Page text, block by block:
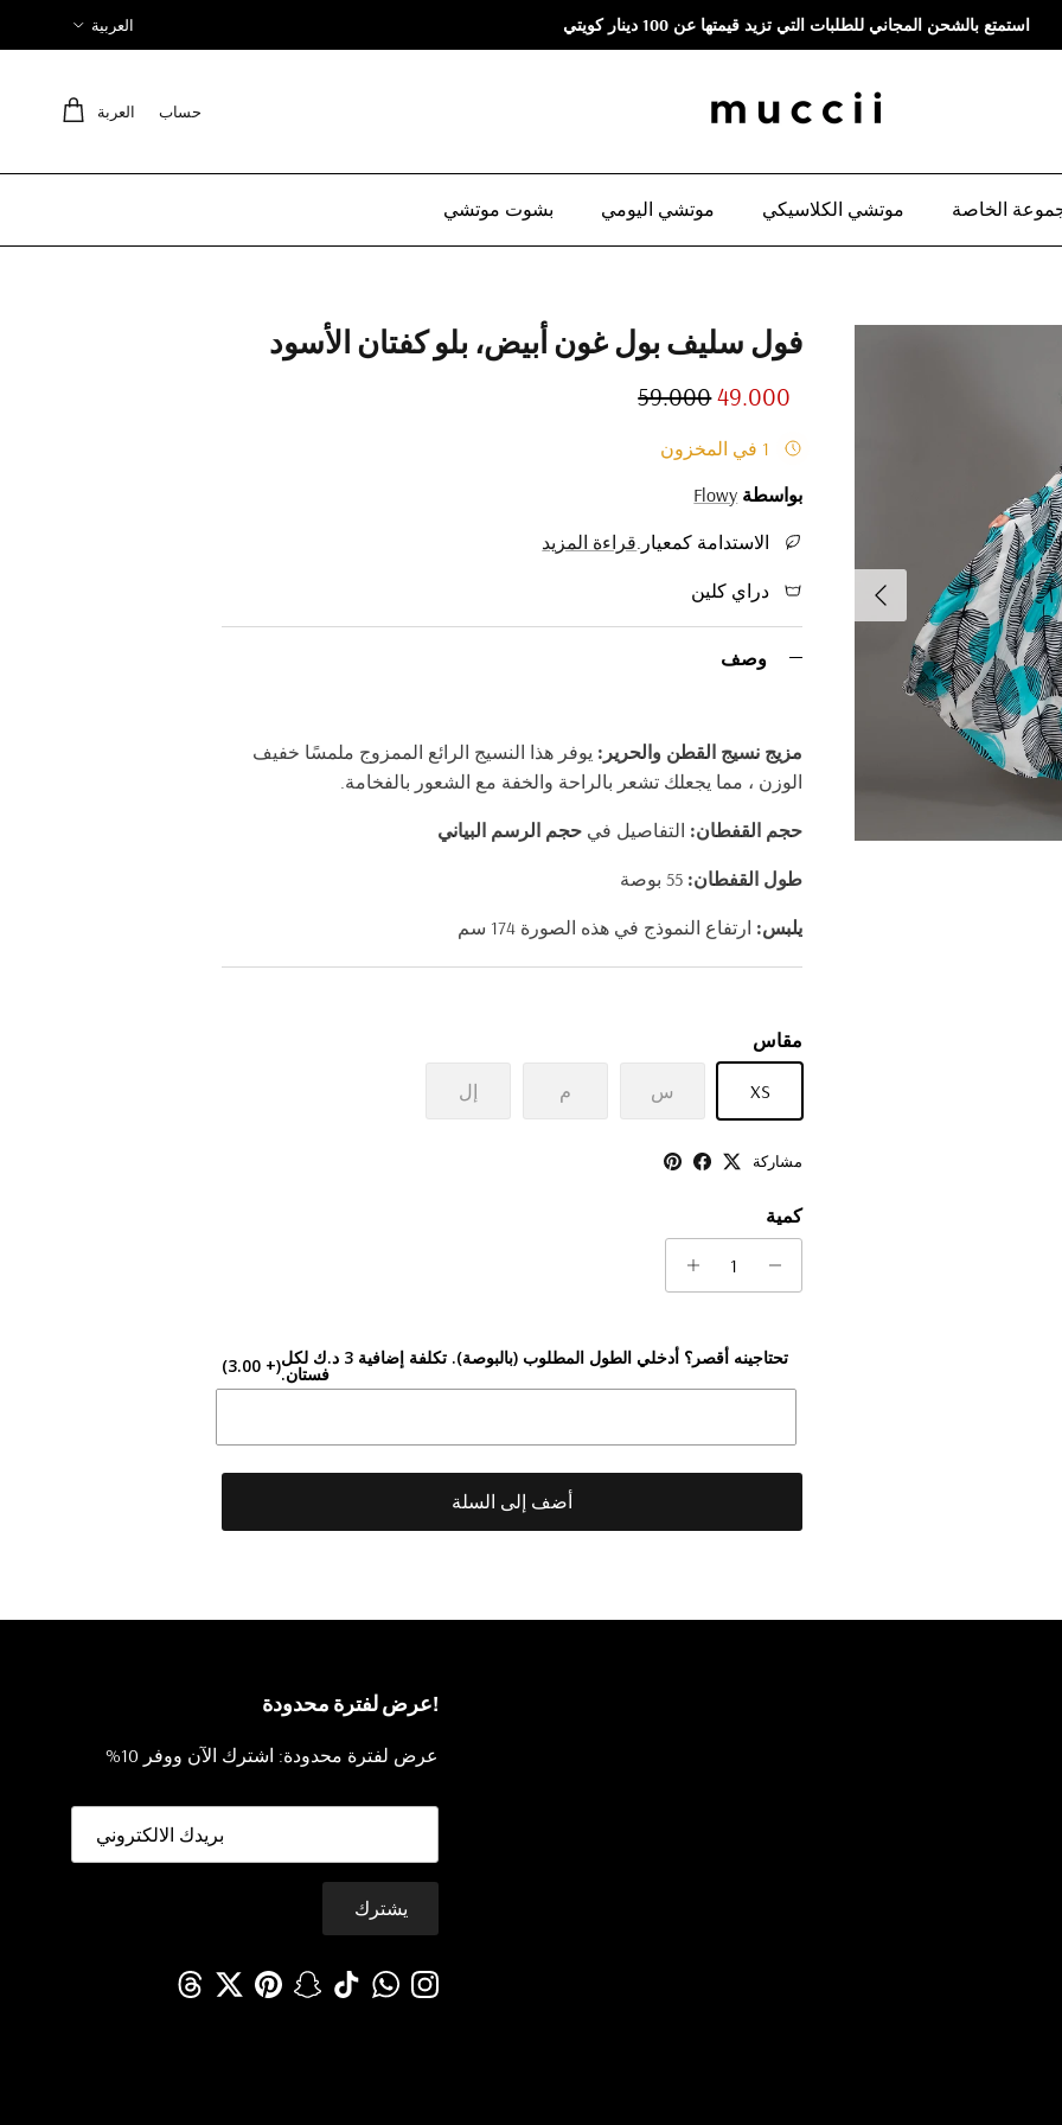
استمتع بالشحن المجاني للطلبات التي تزيد قيمتها عن 100 دينار كويتي العربية
حساب العربة
الخاصة موتشي الكلاسيكي موتشي اليومي بشوت موتشي
التالي
فول سليف بول غون أبيض، بلو كفتان الأسود
Sale price
49.000
Regular price
59.000
1 في المخزون
بواسطة Flowy
الاستدامة كمعيار.قراءة المزيد
دراي كلين
وصف
مزيج نسيج القطن والحرير: يوفر هذا النسيج الرائع الممزوج ملمسًا خفيف
الوزن ، مما يجعلك تشعر بالراحة والخفة مع الشعور بالفخامة.
حجم القفطان: التفاصيل في حجم الرسم البياني
طول القفطان: 55 بوصة
يلبس: ارتفاع النموذج في هذه الصورة 174 سم
مقاس
XS س م إل
مشاركة
كمية
تحتاجينه أقصر؟ أدخلي الطول المطلوب (بالبوصة). تكلفة إضافية 3 د.ك لكل
فستان.(+ 3.00)
أضف إلى السلة
!عرض لفترة محدودة
عرض لفترة محدودة: اشترك الآن ووفر 10%
يشترك
Instagram
WhatsApp
TikTok
Snapchat
Pinterest
Twitter
Threads